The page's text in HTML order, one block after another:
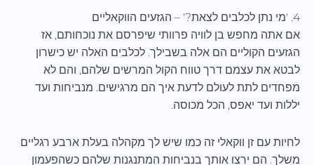
4. 'מי נתן לכלבים לצאת?' – הגזעים הווקאליים
אם אתה מחפש בן לוויה פרוותי שיפרסם את נוכחותם, אז
הגזעים הקוליים הם אלה בשבילך. לכלבים האלה יש כישרון
לבטא את עצמם דרך טווח הקול המרשים שלהם, והם לא
מפחדים לתת לעולם לדעת איך הם מרגישים. מנביחות ועד
יללות ועד יאפס, הכל מכוסה.
לחיות עם זן ווקאלי זה כמו שיש לך מקהלה בעלת ארבע רגליים
משלך. הם ירצו אותך בנביחות המתנגנות שלהם כשהפעמון